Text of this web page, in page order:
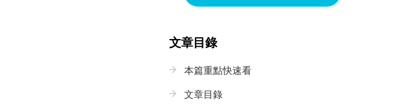
文章目錄
本篇重點快速看
文章目錄